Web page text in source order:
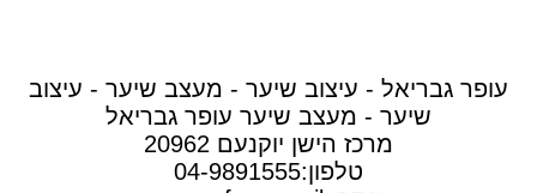
עופר גבריאל - עיצוב שיער - מעצב שיער - עיצוב
שיער - מעצב שיער עופר גבריאל
מרכז הישן יוקנעם 20962
טלפון:04-9891555